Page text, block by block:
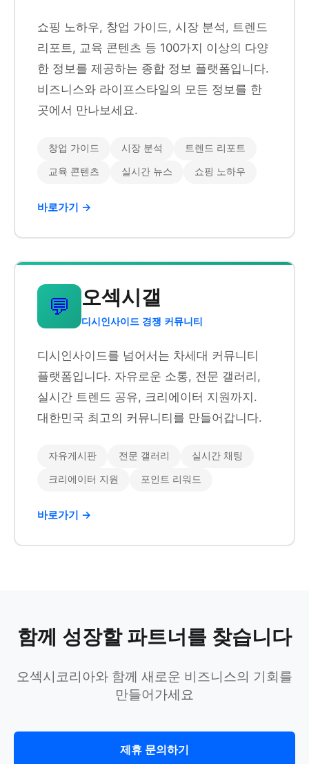
쇼핑 노하우, 창업 가이드, 시장 분석, 트렌드
리포트, 교육 콘텐츠 등 100가지 이상의 다양
한 정보를 제공하는 종합 정보 플랫폼입니다.
비즈니스와 라이프스타일의 모든 정보를 한
곳에서 만나보세요.
창업 가이드 시장 분석 트렌드 리포트
교육 콘텐츠 실시간 뉴스 쇼핑 노하우
바로가기 →
💬 오섹시갤
디시인사이드 경쟁 커뮤니티
디시인사이드를 넘어서는 차세대 커뮤니티
플랫폼입니다. 자유로운 소통, 전문 갤러리,
실시간 트렌드 공유, 크리에이터 지원까지.
대한민국 최고의 커뮤니티를 만들어갑니다.
자유게시판 전문 갤러리 실시간 채팅
크리에이터 지원 포인트 리워드
바로가기 →
함께 성장할 파트너를 찾습니다
오섹시코리아와 함께 새로운 비즈니스의 기회를
만들어가세요
제휴 문의하기